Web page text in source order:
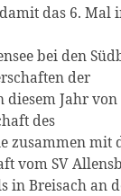
das 6. Mal
bei den
der
Jahr
des
zusammen mit
vom SV
in Breisach an